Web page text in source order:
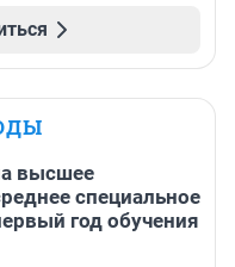
высшее
специальное
год обучения